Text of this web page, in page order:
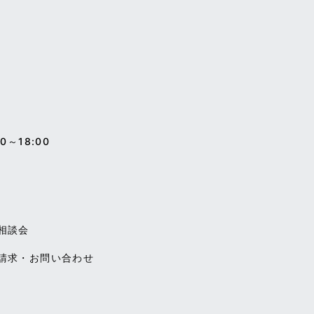
～18:00
談会
求・お問い合わせ